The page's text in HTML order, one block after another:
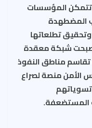
تتمكن المؤسسات
المضطهدة
تطلعاتها
أصبحت شبكة معقدة
تقاسم مناطق النفوذ
الأمن منصة لصراع